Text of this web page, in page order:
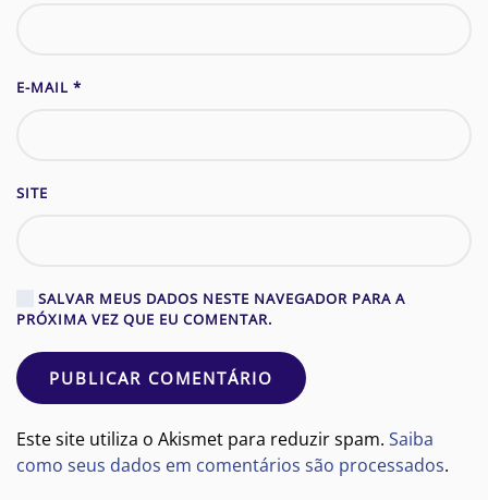
E-MAIL *
SITE
SALVAR MEUS DADOS NESTE NAVEGADOR PARA A
PRÓXIMA VEZ QUE EU COMENTAR.
PUBLICAR COMENTÁRIO
Este site utiliza o Akismet para reduzir spam. Saiba
como seus dados em comentários são processados.